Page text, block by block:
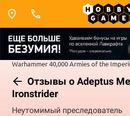
Warhammer 40,000Armies of the
Отзывы о Adeptus
Ironstrider
Неутомимый преследователь